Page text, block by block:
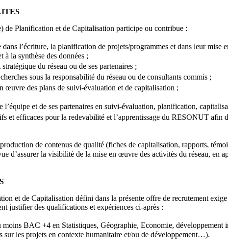
de Planification et de Capitalisation participe ou contribue :
dans l’écriture, la planification de projets/programmes et dans leur
à la synthèse des données ;
du réseau ou de ses partenaires ;
sous la responsabilité du réseau ou de consultants commis ;
œuvre des plans de suivi-évaluation et de capitalisation ;
l’équipe et de ses partenaires en suivi-évaluation, planification,
et efficaces pour la redevabilité et l’apprentissage du RESONUT afin
de contenus de qualité (fiches de capitalisation, rapports,
d’assurer la visibilité de la mise en œuvre des activités du réseau, en
et de Capitalisation défini dans la présente offre de recrutement
justifier des qualifications et expériences ci-après :
moins BAC +4 en Statistiques, Géographie, Economie,
sur les projets en contexte humanitaire et/ou de développement…).